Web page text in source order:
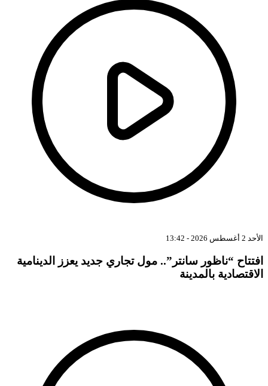
الأحد 2 أغسطس 2026 - 13:42
افتتاح “ناظور سانتر”.. مول تجاري جديد يعزز الدينامية
الاقتصادية بالمدينة